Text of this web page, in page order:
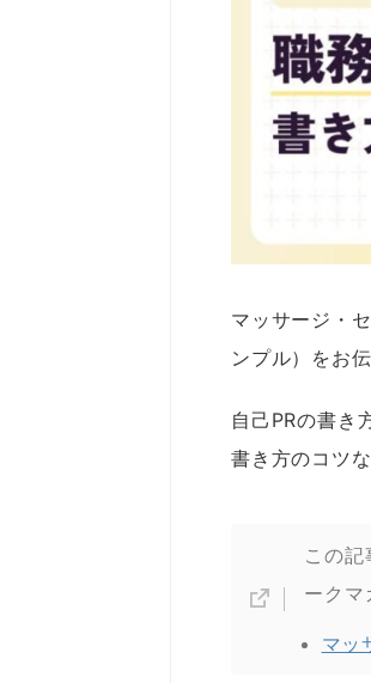
マッサージ・
ンプル）をお
自己PRの書き
書き方のコツ
この
ークマ
マッ